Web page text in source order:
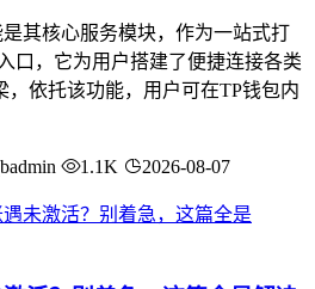
其核心服务模块，作为一站式打
口，它为用户搭建了便捷连接各类
，依托该功能，用户可在TP钱包内
1.1K 2026-08-07